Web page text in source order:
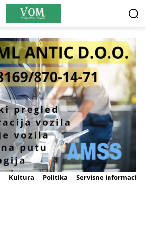
Kultura Politika Servisne informacije